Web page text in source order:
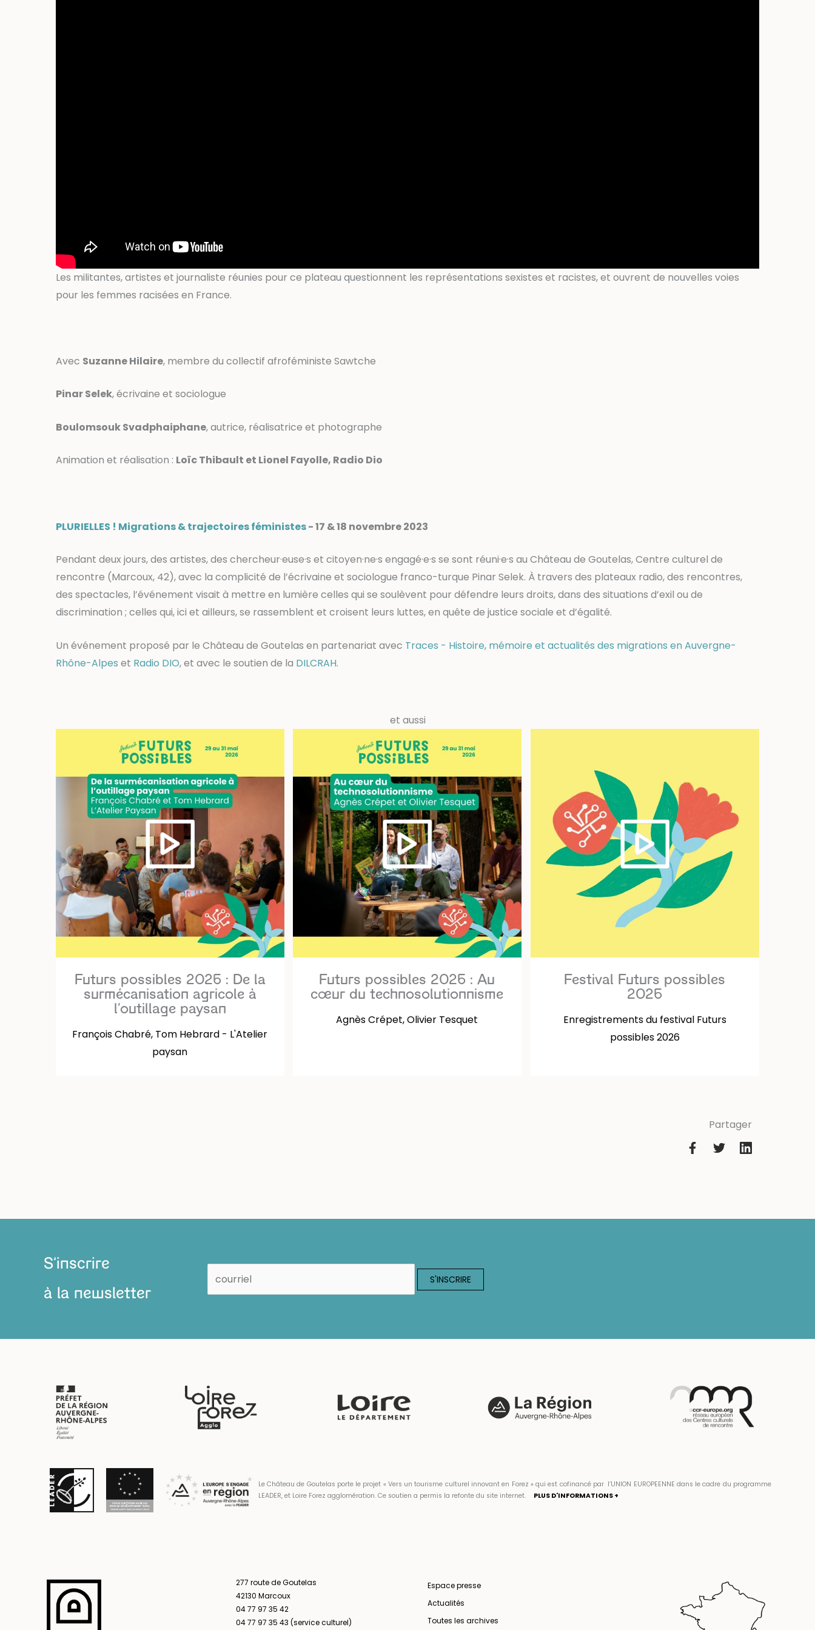
Les militantes, artistes et journaliste réunies pour ce plateau questionnent les représentations sexistes et racistes, et ouvrent de nouvelles voies
pour les femmes racisées en France.
Avec Suzanne Hilaire, membre du collectif afroféministe Sawtche
Pinar Selek, écrivaine et sociologue
Boulomsouk Svadphaiphane, autrice, réalisatrice et photographe
Animation et réalisation : Loïc Thibault et Lionel Fayolle, Radio Dio
PLURIELLES ! Migrations & trajectoires féministes- 17 & 18 novembre 2023
Pendant deux jours, des artistes, des chercheur·euse·s et citoyen·ne·s engagé·e·s se sont réuni·e·s au Château de Goutelas, Centre culturel de
rencontre (Marcoux, 42), avec la complicité de l’écrivaine et sociologue franco-turque Pinar Selek. À travers des plateaux radio, des rencontres,
des spectacles, l’événement visait à mettre en lumière celles qui se soulèvent pour défendre leurs droits, dans des situations d’exil ou de
discrimination ; celles qui, ici et ailleurs, se rassemblent et croisent leurs luttes, en quête de justice sociale et d’égalité.
Un événement proposé par le Château de Goutelas en partenariat avec Traces - Histoire, mémoire et actualités des migrations en Auvergne-
Rhône-Alpes et Radio DIO, et avec le soutien de la DILCRAH.
et aussi
Futurs possibles 2026 : De la
surmécanisation agricole à
l’outillage paysan
François Chabré, Tom Hebrard - L'Atelier
paysan
Futurs possibles 2026 : Au
cœur du technosolutionnisme
Agnès Crépet, Olivier Tesquet
Festival Futurs possibles
2026
Enregistrements du festival Futurs
possibles 2026
Partager
S'inscrire
à la newsletter
Le Château de Goutelas porte le projet « Vers un tourisme culturel innovant en Forez » qui est cofinancé par l’UNION EUROPEENNE dans le cadre du programme
LEADER, et Loire Forez agglomération. Ce soutien a permis la refonte du site internet.
PLUS D'INFORMATIONS +
277 route de Goutelas
42130 Marcoux
04 77 97 35 42
04 77 97 35 43 (service culturel)
Espace presse
Actualités
Toutes les archives